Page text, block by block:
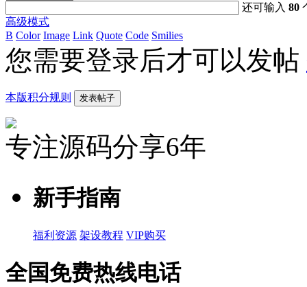
还可输入80
高级模式
B Color Image Link Quote Code Smilies
您需要登录后才可以发帖
本版积分规则 发表帖子
专注源码分享6年
新手指南
福利资源 架设教程 VIP购买
全国免费热线电话